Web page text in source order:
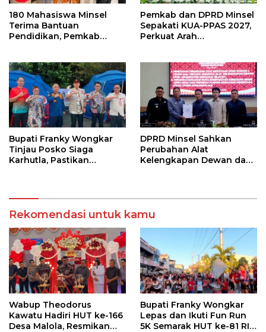
180 Mahasiswa Minsel
Terima Bantuan
Pendidikan, Pemkab
Pemkab dan DPRD Minsel
Sepakati KUA-PPAS 2027,
Perkuat Arah
Bupati Franky Wongkar
Tinjau Posko Siaga
Karhutla, Pastikan
DPRD Minsel Sahkan
Perubahan Alat
Kelengkapan Dewan dan
Rekomendasi untuk kamu
Wabup Theodorus
Kawatu Hadiri HUT ke-166
Desa Malola, Resmikan
Bupati Franky Wongkar
Lepas dan Ikuti Fun Run
5K Semarak HUT ke-81 RI